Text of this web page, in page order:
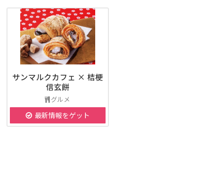
サンマルクカフェ × 桔梗
信玄餅
グルメ
最新情報をゲット